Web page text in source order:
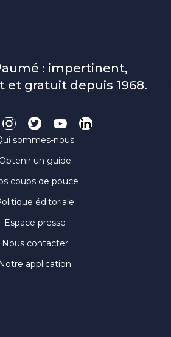
: impertinent,
et gratuit depuis 1968.
sommes-nous
Obtenir un guide
coups de pouce
éditoriale
Espace presse
Nous contacter
Notre application